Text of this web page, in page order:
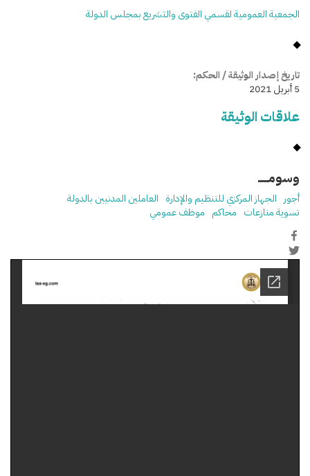
الجمعية العمومية لقسمي الفتوى والتشريع بمجلس الدولة
تاريخ إصدار الوثيقة / الحكم:
5 أبريل 2021
علاقات الوثيقة
وسومـــــ
أجور الجهاز المركزي للتنظيم والإدارة العاملين المدنيين بالدولة
تسوية منازعات محاكم موظف عمومي